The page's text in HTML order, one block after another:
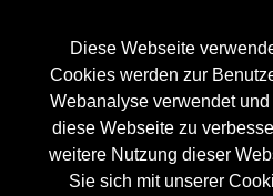
Diese Webseite
Cookies werden zur
Webanalyse verwendet
diese Webseite zu
weitere Nutzung dieser
Sie sich mit unserer